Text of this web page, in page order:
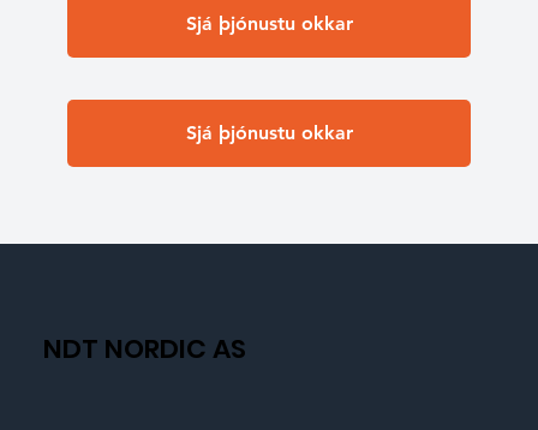
Sjá þjónustu okkar
Sjá þjónustu okkar
NDT NORDIC AS